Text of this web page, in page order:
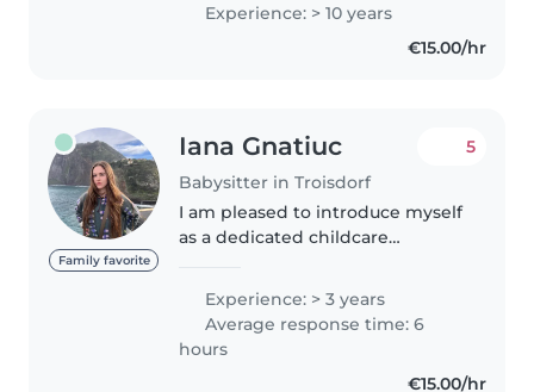
Umgang mit Kindern. Gerne
biete ich vor allem abends und
Experience: > 10 years
€15.00/hr
Family favorite
Iana Gnatiuc
Babysitter in Troisdorf
5
I am pleased to introduce myself
as a dedicated childcare
working in different
environments such as hotel
childcare and playground, I
Experience: > 3 years
Average response time: 6
hours
€15.00/hr